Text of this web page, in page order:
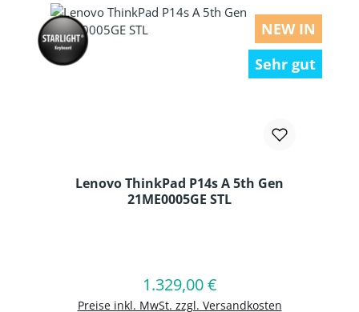
NEW IN
Sehr gut
Lenovo ThinkPad P14s A 5th Gen
21ME0005GE STL
Regulärer Preis:
1.329,00 €
Preise inkl. MwSt. zzgl. Versandkosten
In den Warenkorb